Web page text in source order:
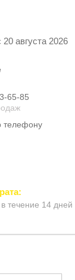
августа 2026
65-85
телефону
в течение 14 дней